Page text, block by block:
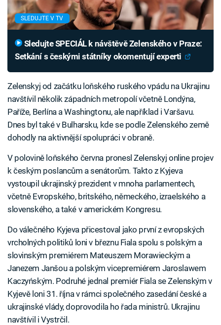
SLEDUJTE V TV
Setkání s českými státníky okomentují experti
Zelenskyj od začátku loňského ruského vpádu na Ukrajinu
navštívil několik západních metropolí včetně Londýna,
Paříže, Berlína a Washingtonu, ale například i Varšavu.
Dnes byl také v Bulharsku, kde se podle Zelenského země
dohodly na aktivnější spolupráci v obraně.
V polovině loňského června pronesl Zelenskyj online projev
k českým poslancům a senátorům. Takto z Kyjeva
vystoupil ukrajinský prezident v mnoha parlamentech,
včetně Evropského, britského, německého, izraelského a
slovenského, a také v americkém Kongresu.
Do válečného Kyjeva přicestoval jako první z evropských
vrcholných politiků loni v březnu Fiala spolu s polským a
slovinským premiérem Mateuszem Morawieckým a
Janezem Janšou a polským vicepremiérem Jaroslawem
Kaczyńským. Podruhé jednal premiér Fiala se Zelenským v
Kyjevě loni 31. října v rámci společného zasedání české a
ukrajinské vlády, doprovodila ho řada ministrů. Ukrajinu
navštívil i Vystrčil.